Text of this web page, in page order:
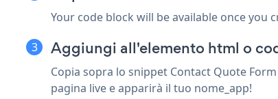
Your code block will be available once you
Aggiungi all'elemento html o
Copia sopra lo snippet Contact Quote
pagina live e apparirà il tuo nome_app!